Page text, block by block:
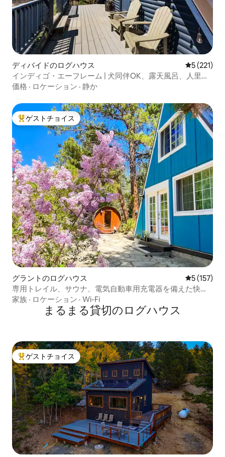
ディバイドのログハウス レビュー
5 (221)
インディゴ・エーフレーム | 犬同伴OK、露天風呂、人里離
れた
価格 · ロケーション · 静か
大好評のゲストチョイスです。
ゲストチョイス
グラントのログハウス レビュー
5 (157)
専用トレイル、サウナ、電気自動車用充電器を備えた快適
なシャレー
家族 · ロケーション · Wi-Fi
まるまる貸切のログハウス
大好評のゲストチョイスです。
ゲストチョイス